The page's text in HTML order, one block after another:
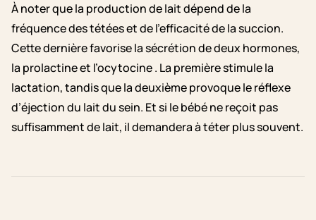
À noter que la production de lait dépend de la
fréquence des tétées et de l’efficacité de la succion.
Cette dernière favorise la sécrétion de deux hormones,
la prolactine et l’ocytocine . La première stimule la
lactation, tandis que la deuxième provoque le réflexe
d’éjection du lait du sein. Et si le bébé ne reçoit pas
suffisamment de lait, il demandera à téter plus souvent.